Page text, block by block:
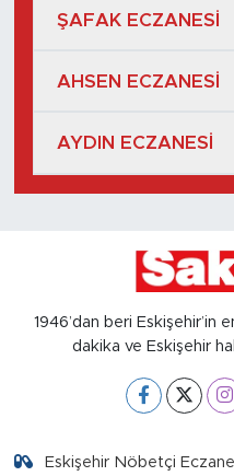
ŞAFAK ECZANESİ
AHSEN ECZANESİ
AYDIN ECZANESİ
1946’dan beri Eskişehir’in
dakika ve Eskişehir
Eskişehir Nöbetçi